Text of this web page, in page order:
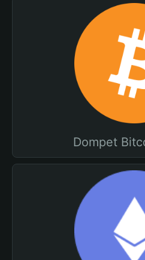
Dompet